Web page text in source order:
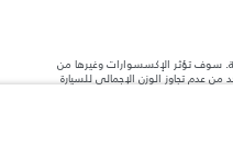
سوف تؤثر الإكسسوارات وغيرها من
من عدم تجاوز الوزن الإجمالي للسيارة